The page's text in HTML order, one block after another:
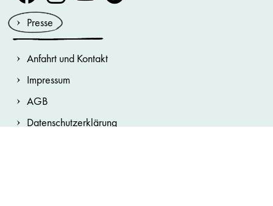
Presse
Anfahrt und Kontakt
Impressum
AGB
Datenschutzerklärung